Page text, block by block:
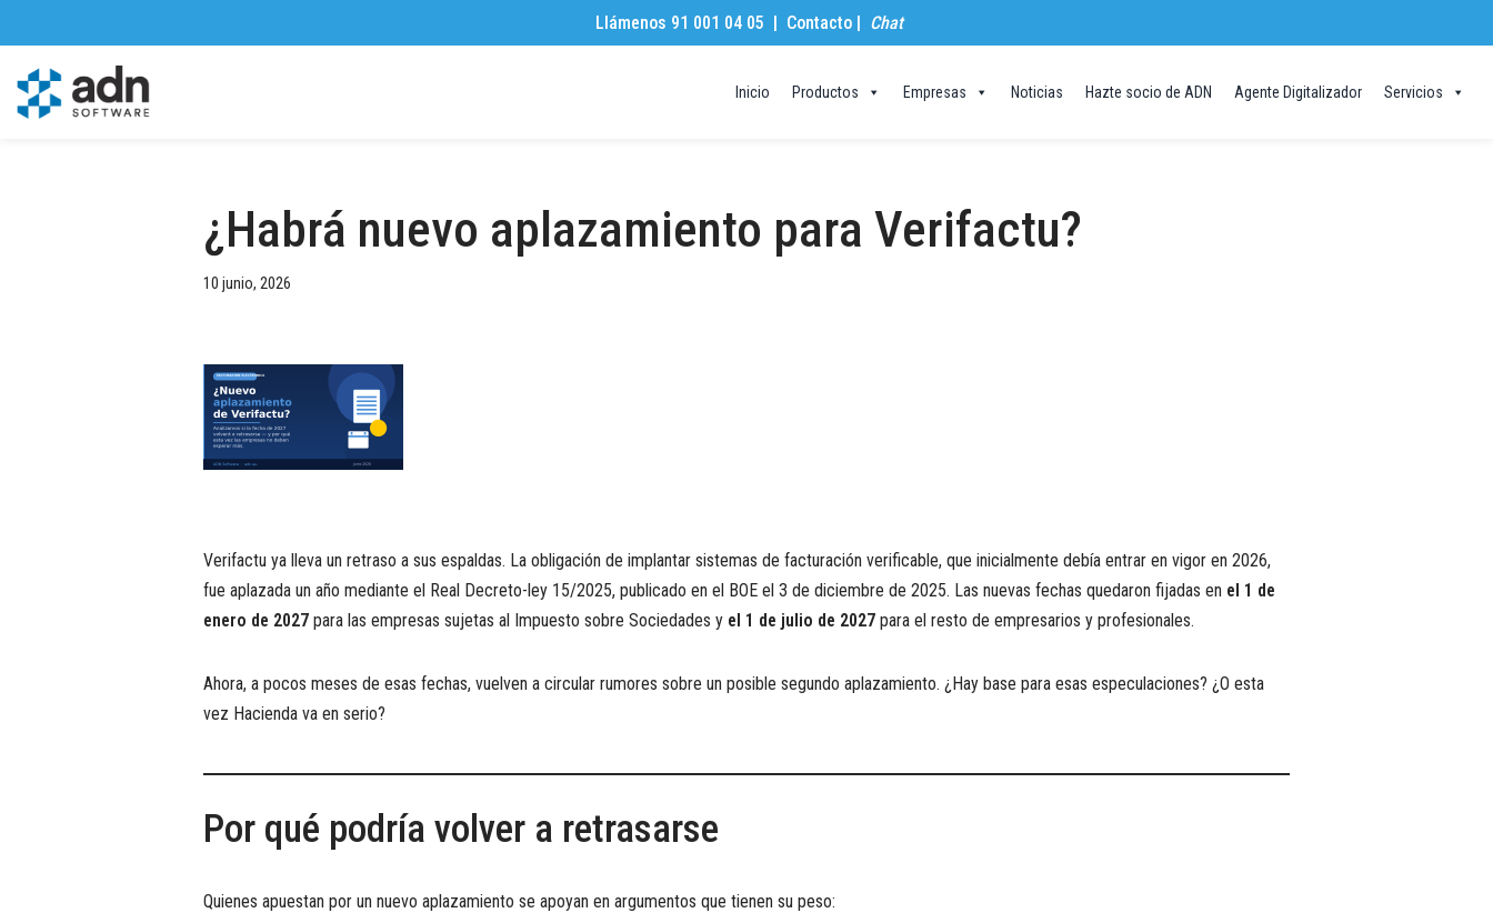
al
contenido
Llámenos 91 001 04 05 | Contacto| Chat
Inicio Productos Empresas Noticias Hazte socio de ADN Agente Digitalizador Servicios
¿Habrá nuevo aplazamiento para Verifactu?
10 junio, 2026
Verifactu ya lleva un retraso a sus espaldas. La obligación de implantar sistemas de facturación verificable, que inicialmente debía entrar en vigor en 2026,
fue aplazada un año mediante el Real Decreto-ley 15/2025, publicado en el BOE el 3 de diciembre de 2025. Las nuevas fechas quedaron fijadas en el 1 de
enero de 2027 para las empresas sujetas al Impuesto sobre Sociedades y el 1 de julio de 2027 para el resto de empresarios y profesionales.
Ahora, a pocos meses de esas fechas, vuelven a circular rumores sobre un posible segundo aplazamiento. ¿Hay base para esas especulaciones? ¿O esta
vez Hacienda va en serio?
Por qué podría volver a retrasarse
Quienes apuestan por un nuevo aplazamiento se apoyan en argumentos que tienen su peso: